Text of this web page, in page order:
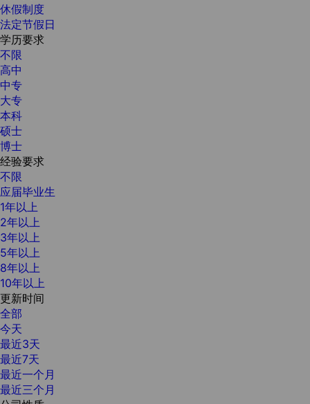
休假制度
法定节假日
学历要求
不限
高中
中专
大专
本科
硕士
博士
经验要求
不限
应届毕业生
1年以上
2年以上
3年以上
5年以上
8年以上
10年以上
更新时间
全部
今天
最近3天
最近7天
最近一个月
最近三个月